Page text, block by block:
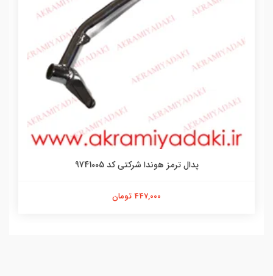
پدال ترمز هوندا شرکتی کد 9741005
447,000 تومان